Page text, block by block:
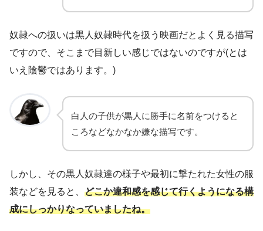
奴隷への扱いは黒人奴隷時代を扱う映画だとよく見る描写
ですので、そこまで目新しい感じではないのですが(とは
いえ陰鬱ではあります。)
白人の子供が黒人に勝手に名前をつけると
ころなどなかなか嫌な描写です。
しかし、その黒人奴隷達の様子や最初に撃たれた女性の服
装などを見ると、 どこか違和感を感じて行くようになる構
成にしっかりなっていましたね。